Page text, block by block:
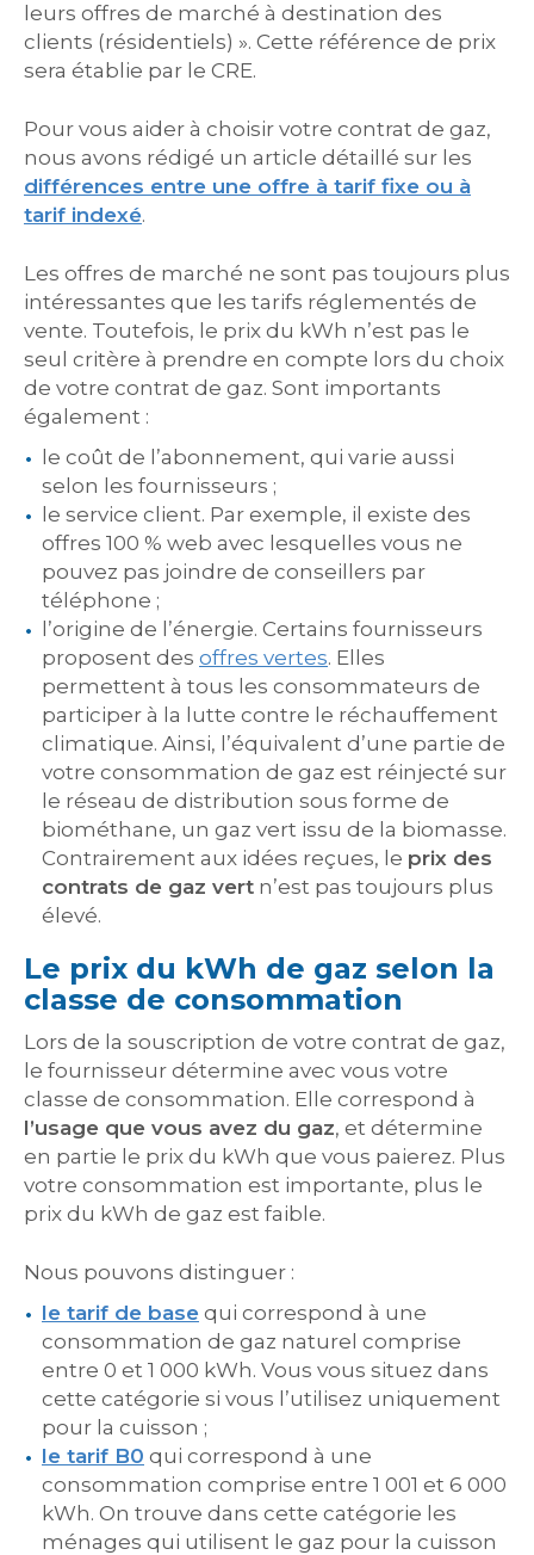
leurs offres de marché à destination des
clients (résidentiels) ». Cette référence de prix
sera établie par le CRE.
Pour vous aider à choisir votre contrat de gaz,
nous avons rédigé un article détaillé sur les
différences entre une offre à tarif fixe ou à
tarif indexé.
Les offres de marché ne sont pas toujours plus
intéressantes que les tarifs réglementés de
vente. Toutefois, le prix du kWh n’est pas le
seul critère à prendre en compte lors du choix
de votre contrat de gaz. Sont importants
également :
le coût de l’abonnement, qui varie aussi
selon les fournisseurs ;
le service client. Par exemple, il existe des
offres 100 % web avec lesquelles vous ne
pouvez pas joindre de conseillers par
téléphone ;
l’origine de l’énergie. Certains fournisseurs
proposent des offres vertes. Elles
permettent à tous les consommateurs de
participer à la lutte contre le réchauffement
climatique. Ainsi, l’équivalent d’une partie de
votre consommation de gaz est réinjecté sur
le réseau de distribution sous forme de
biométhane, un gaz vert issu de la biomasse.
Contrairement aux idées reçues, le prix des
contrats de gaz vert n’est pas toujours plus
élevé.
Le prix du kWh de gaz selon la
classe de consommation
Lors de la souscription de votre contrat de gaz,
le fournisseur détermine avec vous votre
classe de consommation. Elle correspond à
l’usage que vous avez du gaz, et détermine
en partie le prix du kWh que vous paierez. Plus
votre consommation est importante, plus le
prix du kWh de gaz est faible.
Nous pouvons distinguer :
le tarif de base qui correspond à une
consommation de gaz naturel comprise
entre 0 et 1 000 kWh. Vous vous situez dans
cette catégorie si vous l’utilisez uniquement
pour la cuisson ;
le tarif B0 qui correspond à une
consommation comprise entre 1 001 et 6 000
kWh. On trouve dans cette catégorie les
ménages qui utilisent le gaz pour la cuisson